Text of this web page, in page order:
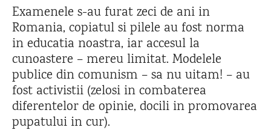
Examenele s-au furat zeci de ani in
Romania, copiatul si pilele au fost norma
in educatia noastra, iar accesul la
cunoastere – mereu limitat. Modelele
publice din comunism – sa nu uitam! – au
fost activistii (zelosi in combaterea
diferentelor de opinie, docili in promovarea
pupatului in cur).